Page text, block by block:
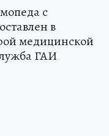
с
в
медицинской
ГАИ